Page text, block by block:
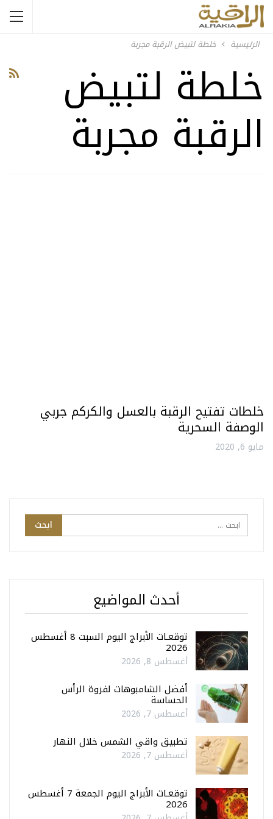
الرئيسية خلطة لتبيض الرقبة مجربة
خلطة لتبيض
الرقبة مجربة
خلطات تفتيح الرقبة بالعسل والكركم جربي
الوصفة السحرية
مايو 6, 2020
أحدث المواضيع
توقعـات الأبراج اليوم السبت 8 أغسطس
2026
أغسطس 8, 2026
أفضل الشامبوهات لفروة الرأس
الحساسة
أغسطس 7, 2026
تطبيق واقي الشمس خلال النهار
أغسطس 7, 2026
توقعـات الأبراج اليوم الجمعة 7 أغسطس
2026